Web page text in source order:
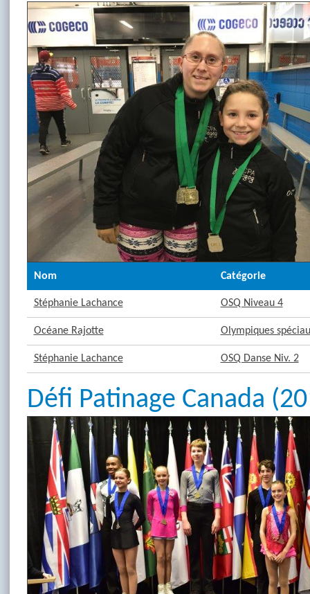
Nom Catégorie
Stéphanie Lachance OSQ Niveau 4
Océane Rajotte Olympiques
Stéphanie Lachance OSQ Danse Niv. 2
Défi Patinage Canada